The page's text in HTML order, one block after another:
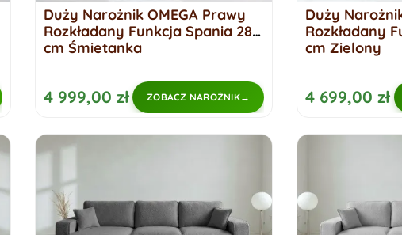
Duży Narożnik OMEGA Prawy
Rozkładany Funkcja Spania 284
cm Śmietanka
4 999,00 zł ZOBACZ NAROŻNIK
Duży
Rozkładany
cm Zielony
4 699,00 zł